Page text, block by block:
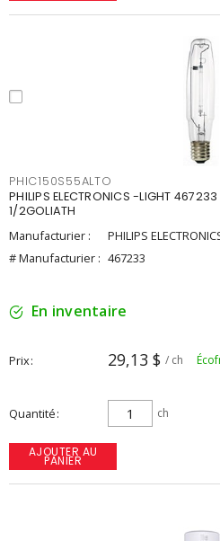
PHIC150S55ALTO
PHILIPS ELECTRONICS -LIGHT
1/2GOLIATH
Manufacturier :
PHILIPS
# Manufacturier : 467233
En inventaire
Prix 29,13 $ / ch
Quantité ch
AJOUTER AU
PANIER